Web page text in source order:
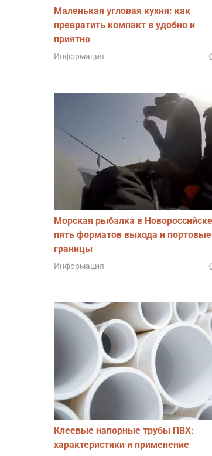
Маленькая угловая кухня: как
превратить компакт в удобно и
приятно
Информация
Морская рыбалка в
пять форматов выхода и портовые
границы
Информация
Клеевые напорные трубы ПВХ:
характеристики и применение